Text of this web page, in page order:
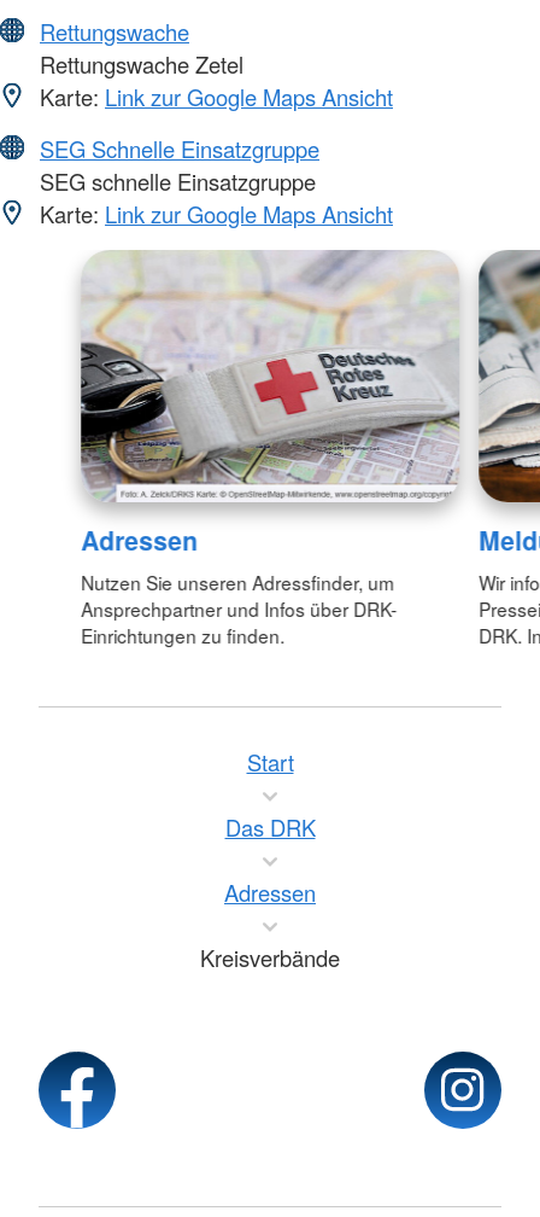
Rettungswache
Rettungswache Zetel
Karte: Link zur Google Maps Ansicht
SEG Schnelle Einsatzgruppe
SEG schnelle Einsatzgruppe
Karte: Link zur Google Maps Ansicht
Adressen
Nutzen Sie unseren Adressfinder, um
Ansprechpartner und Infos über DRK-
Einrichtungen zu finden.
Wir
DRK.
Start
Das DRK
Adressen
Kreisverbände